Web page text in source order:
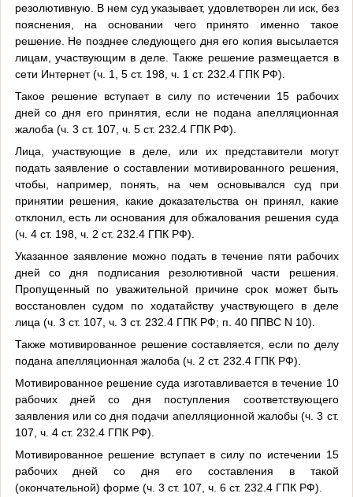
резолютивную. В нем суд указывает, удовлетворен ли иск, без
пояснения, на основании чего принято именно такое
решение. Не позднее следующего дня его копия высылается
лицам, участвующим в деле. Также решение размещается в
сети Интернет (ч. 1, 5 ст. 198, ч. 1 ст. 232.4 ГПК РФ).
Такое решение вступает в силу по истечении 15 рабочих
дней со дня его принятия, если не подана апелляционная
жалоба (ч. 3 ст. 107, ч. 5 ст. 232.4 ГПК РФ).
Лица, участвующие в деле, или их представители могут
подать заявление о составлении мотивированного решения,
чтобы, например, понять, на чем основывался суд при
принятии решения, какие доказательства он принял, какие
отклонил, есть ли основания для обжалования решения суда
(ч. 4 ст. 198, ч. 2 ст. 232.4 ГПК РФ).
Указанное заявление можно подать в течение пяти рабочих
дней со дня подписания резолютивной части решения.
Пропущенный по уважительной причине срок может быть
восстановлен судом по ходатайству участвующего в деле
лица (ч. 3 ст. 107, ч. 3 ст. 232.4 ГПК РФ; п. 40 ППВС N 10).
Также мотивированное решение составляется, если по делу
подана апелляционная жалоба (ч. 2 ст. 232.4 ГПК РФ).
Мотивированное решение суда изготавливается в течение 10
рабочих дней со дня поступления соответствующего
заявления или со дня подачи апелляционной жалобы (ч. 3 ст.
107, ч. 4 ст. 232.4 ГПК РФ).
Мотивированное решение вступает в силу по истечении 15
рабочих дней со дня его составления в такой
(окончательной) форме (ч. 3 ст. 107, ч. 6 ст. 232.4 ГПК РФ).